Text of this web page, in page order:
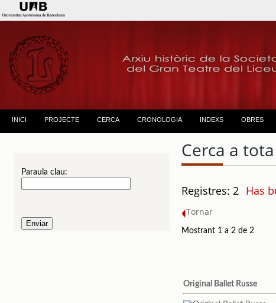
INICI PROJECTE CERCA CRONOLOGIA INDEXS OBRES
Paraula clau:
Cerca a
Registres: 2 Has
Tornar
Mostrant 1 a 2 de 2
Original Ballet Russe